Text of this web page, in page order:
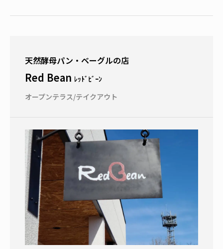
天然酵母パン・ベーグルの店
Red Bean ﾚｯﾄﾞﾋﾞｰﾝ
オープンテラス/テイクアウト